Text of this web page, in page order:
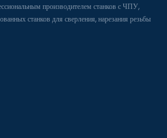
производителем станков с ЧПУ,
станков для сверления, нарезания резьбы